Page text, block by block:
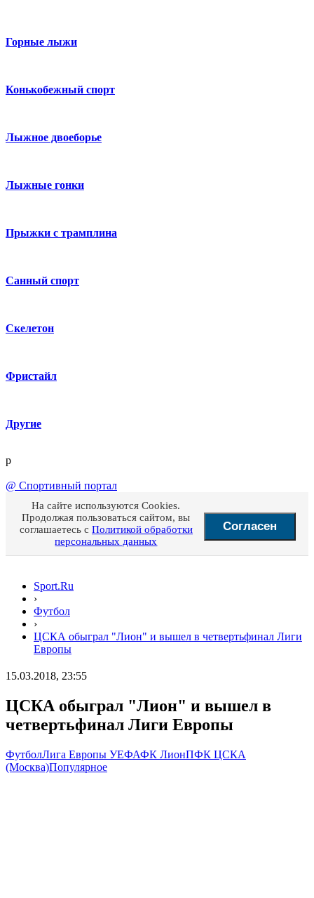
Горные лыжи
Конькобежный спорт
Лыжное двоеборье
Лыжные гонки
Прыжки с трамплина
Санный спорт
Скелетон
Фристайл
Другие
p
@ Спортивный портал
На сайте используются Cookies.
Продолжая пользоваться сайтом, вы
соглашаетесь с Политикой обработки
персональных данных
Согласен
Sport.Ru
›
Футбол
›
ЦСКА обыграл "Лион" и вышел в четвертьфинал Лиги
Европы
15.03.2018, 23:55
ЦСКА обыграл "Лион" и вышел в
четвертьфинал Лиги Европы
ФутболЛига Европы УЕФАФК ЛионПФК ЦСКА
(Москва)Популярное